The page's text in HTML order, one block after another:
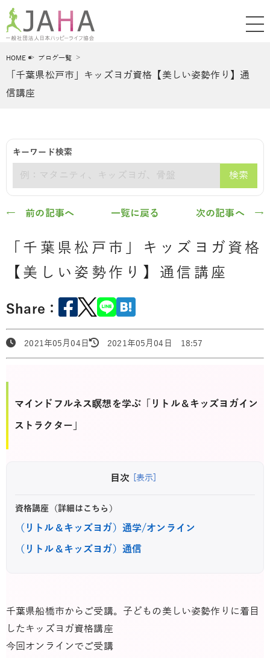
HOME ブログ一覧
「千葉県松戸市」キッズヨガ資格【美しい姿勢作り】通
信講座
キーワード検索
検索
← 前の記事へ 一覧に戻る 次の記事へ →
「千葉県松戸市」キッズヨガ資格
【美しい姿勢作り】通信講座
Share：
2021年05月04日 2021年05月04日 18:57
マインドフルネス瞑想を学ぶ「リトル＆キッズヨガイン
ストラクター」
目次 [表示]
資格講座（詳細はこちら）
（リトル＆キッズヨガ）通学/オンライン
（リトル＆キッズヨガ）通信
千葉県船橋市からご受講。子どもの美しい姿勢作りに着目
したキッズヨガ資格講座
今回オンラインでご受講